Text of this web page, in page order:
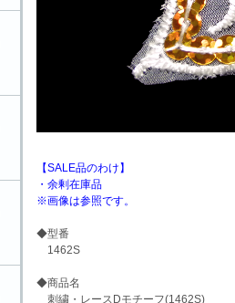
【SALE品のわけ】
・余剰在庫品
※画像は参照です。
◆型番
1462S
◆商品名
刺繍・レースDモチーフ(1462S)